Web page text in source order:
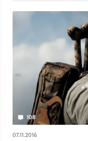
108
07.11.2016